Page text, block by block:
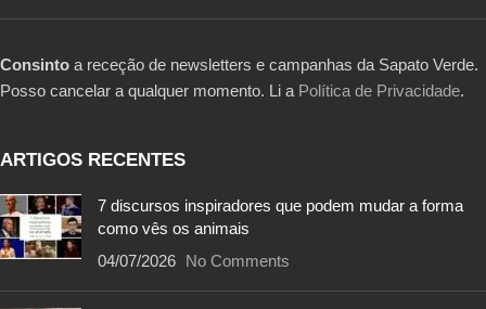
Consinto a receção de newsletters e campanhas da Sapato Verde.
Posso cancelar a qualquer momento. Li a Política de Privacidade.
ARTIGOS RECENTES
7 discursos inspiradores que podem mudar a forma
como vês os animais
04/07/2026 No Comments